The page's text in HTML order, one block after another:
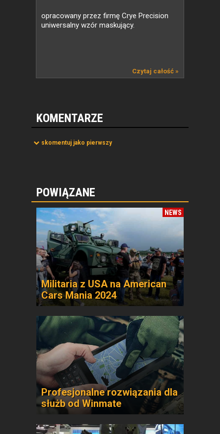
opracowany przez firmę Crye Precision
uniwersalny wzór maskujący.
Czytaj całość »
KOMENTARZE
skomentuj jako pierwszy
POWIĄZANE
NEWS
Militaria z USA na American
Cars Mania 2024
Profesjonalne rozwiązania dla
służb od Winmate